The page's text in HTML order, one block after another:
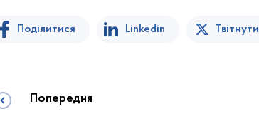
Поділитися Linkedin Твітнути
Попередня